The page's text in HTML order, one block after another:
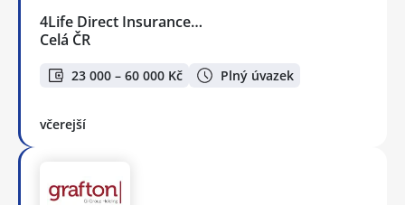
4Life Direct Insurance…
Celá ČR
23 000 – 60 000 Kč Plný úvazek
včerejší